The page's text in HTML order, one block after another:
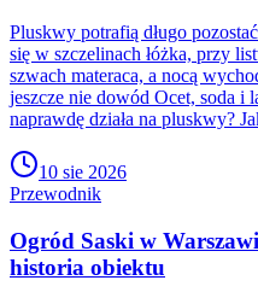
Pluskwy potrafią długo
się w szczelinach łóżka, przy
szwach materaca, a nocą
jeszcze nie dowód Ocet, soda i
naprawdę działa na pluskwy?
10 sie 2026
Przewodnik
Ogród Saski w
historia obiektu